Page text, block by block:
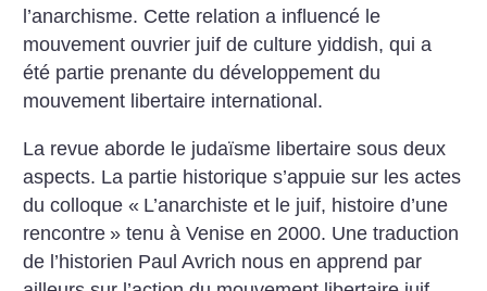
l’anarchisme. Cette relation a influencé le
mouvement ouvrier juif de culture yiddish, qui a
été partie prenante du développement du
mouvement libertaire international.
La revue aborde le judaïsme libertaire sous deux
aspects. La partie historique s’appuie sur les actes
du colloque « L’anarchiste et le juif, histoire d’une
rencontre » tenu à Venise en 2000. Une traduction
de l’historien Paul Avrich nous en apprend par